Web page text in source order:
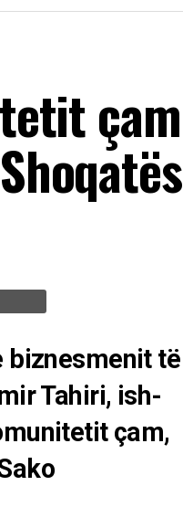
çam
biznesmenit të
Tahiri, ish-
çam,